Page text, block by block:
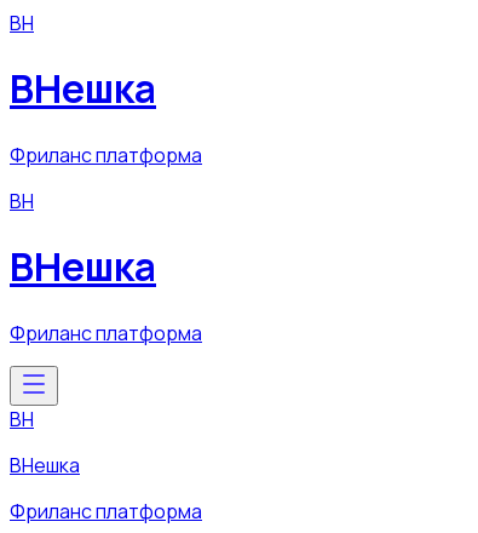
ВН
ВНешка
Фриланс платформа
ВН
ВНешка
Фриланс платформа
ВН
ВНешка
Фриланс платформа